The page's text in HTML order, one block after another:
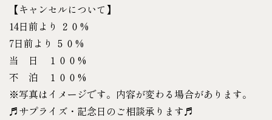
【キャンセルについて】
14日前より ２０%
7日前より ５０%
当 日 １００%
不 泊 １００%
※写真はイメージです。内容が変わる場合があります。
♬サプライズ・記念日のご相談承ります♬